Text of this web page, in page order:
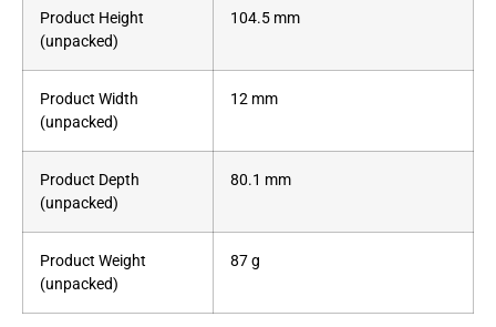
Product Height
(unpacked)
104.5 mm
Product Width
(unpacked)
12 mm
Product Depth
(unpacked)
80.1 mm
Product Weight
(unpacked)
87 g